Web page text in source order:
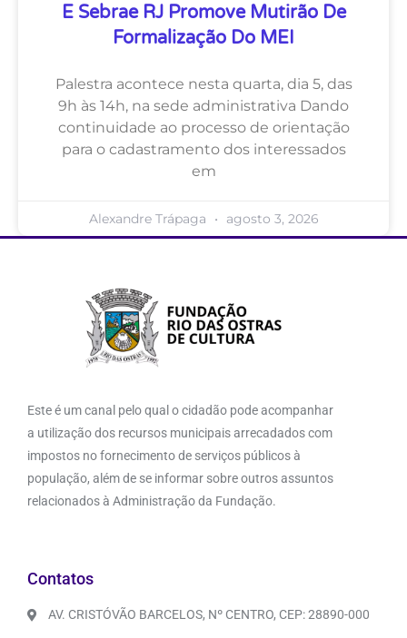
E Sebrae RJ Promove Mutirão De
Formalização Do MEI
Palestra acontece nesta quarta, dia 5, das
9h às 14h, na sede administrativa Dando
continuidade ao processo de orientação
para o cadastramento dos interessados
em
Alexandre Trápaga agosto 3, 2026
Este é um canal pelo qual o cidadão pode acompanhar
a utilização dos recursos municipais arrecadados com
impostos no fornecimento de serviços públicos à
população, além de se informar sobre outros assuntos
relacionados à Administração da Fundação.
Contatos
AV. CRISTÓVÃO BARCELOS, Nº CENTRO, CEP: 28890-000